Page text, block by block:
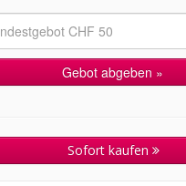
Sofort kaufen